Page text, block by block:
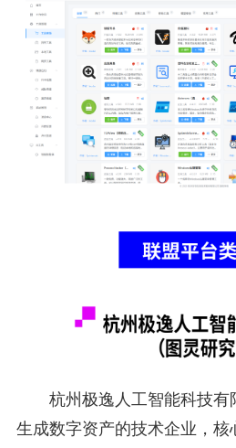
杭州极逸人工智能科技
生成数字资产的技术企业，核